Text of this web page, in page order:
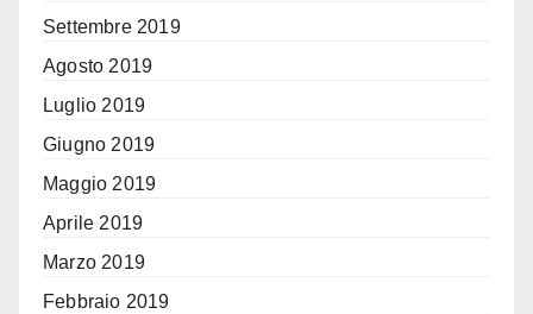
Settembre 2019
Agosto 2019
Luglio 2019
Giugno 2019
Maggio 2019
Aprile 2019
Marzo 2019
Febbraio 2019